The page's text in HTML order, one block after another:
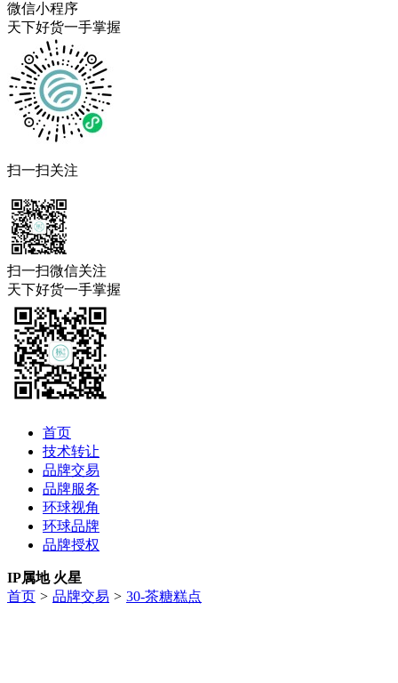
微信小程序
天下好货一手掌握
扫一扫关注
扫一扫微信关注
天下好货一手掌握
首页
技术转让
品牌交易
品牌服务
环球视角
环球品牌
品牌授权
IP属地 火星
首页 > 品牌交易 > 30-茶糖糕点